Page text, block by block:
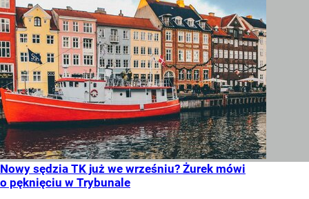
Nowy sędzia TK już we wrześniu? Żurek mówi
o pęknięciu w Trybunale